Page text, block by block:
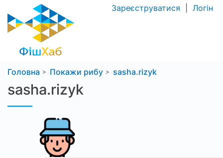
Зареєструватися Логін
Головна Покажи рибу sasha.rizyk
sasha.rizyk